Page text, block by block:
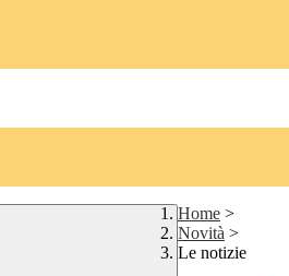
Home >
Novità >
Le notizie